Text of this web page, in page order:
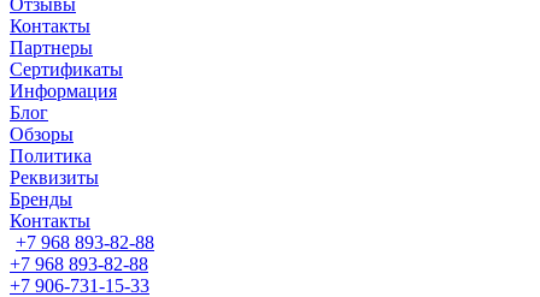
Отзывы
Контакты
Партнеры
Сертификаты
Информация
Блог
Обзоры
Политика
Реквизиты
Бренды
Контакты
+7 968 893-82-88
+7 968 893-82-88
+7 906-731-15-33